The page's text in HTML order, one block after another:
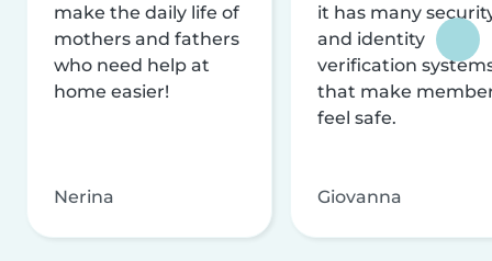
make the daily life of
mothers and fathers
who need help at
home easier!
Nerina
it has many
and identity
verification
that make
feel safe.
Giovanna